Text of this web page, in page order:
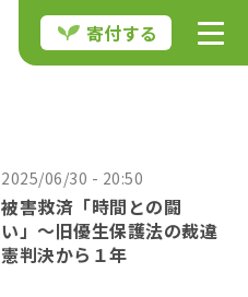
寄付する
2025/06/30 - 20:50
被害救済「時間との闘
い」〜旧優生保護法の裁違
憲判決から１年